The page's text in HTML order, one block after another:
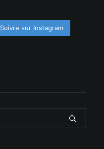
Suivre sur Instagram